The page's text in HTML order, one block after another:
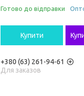
Готово до відправки
Купити
+380 (63) 261-94-61
Для заказов